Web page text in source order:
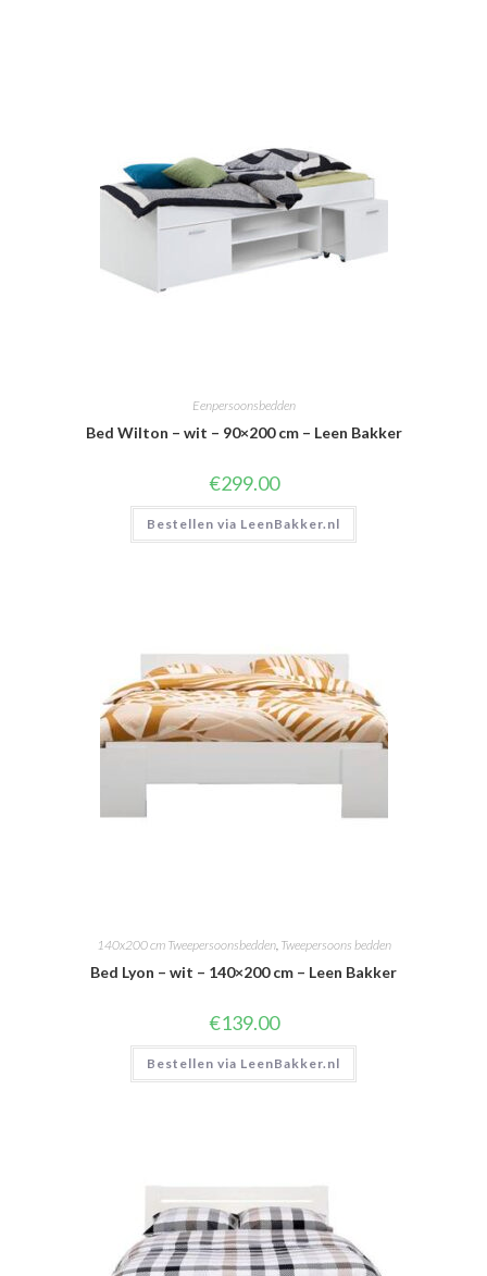
Eenpersoonsbedden
Bed Wilton – wit – 90×200 cm – Leen Bakker
€299.00
Bestellen via LeenBakker.nl
140x200 cm Tweepersoonsbedden, Tweepersoons bedden
Bed Lyon – wit – 140×200 cm – Leen Bakker
€139.00
Bestellen via LeenBakker.nl